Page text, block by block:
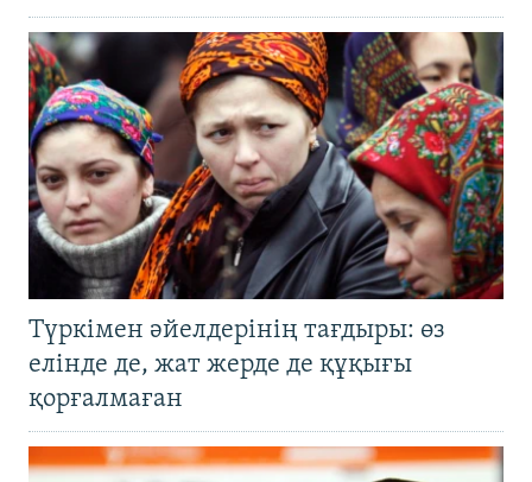
Түркімен әйелдерінің тағдыры: өз
елінде де, жат жерде де құқығы
қорғалмаған